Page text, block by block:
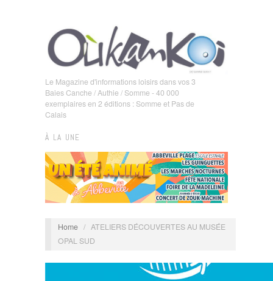
Le Magazine d'informations loisirs dans vos 3
Baies Canche / Authie / Somme - 40 000
exemplaires en 2 éditions : Somme et Pas de
Calais
À LA UNE
Home / ATELIERS DÉCOUVERTES AU MUSÉE
OPAL SUD